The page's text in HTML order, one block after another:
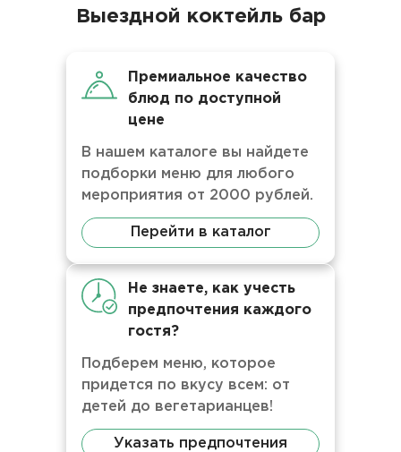
Выездной коктейль бар
Премиальное качество
блюд по доступной
цене
В нашем каталоге вы найдете
подборки меню для любого
мероприятия от 2000 рублей.
Перейти в каталог
Не знаете, как учесть
предпочтения каждого
гостя?
Подберем меню, которое
придется по вкусу всем: от
детей до вегетарианцев!
Указать предпочтения